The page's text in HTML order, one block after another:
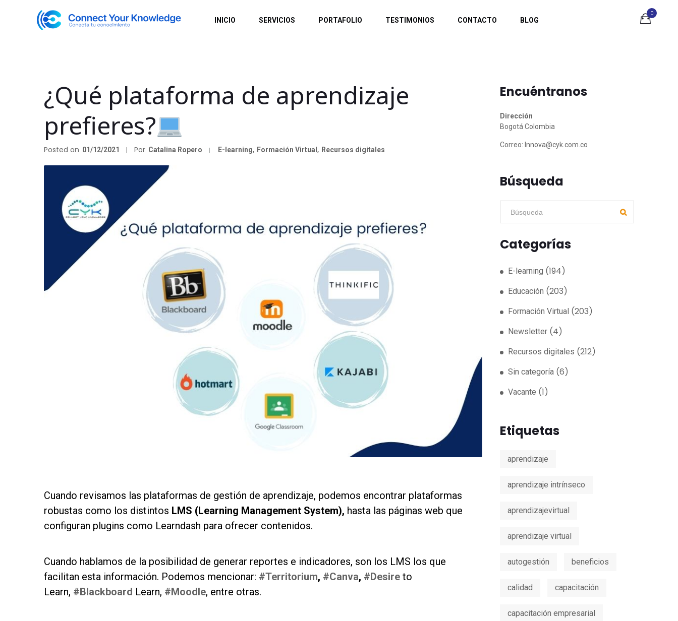
0
INICIO SERVICIOS PORTAFOLIO TESTIMONIOS CONTACTO BLOG
¿Qué plataforma de aprendizaje
prefieres?
Posted on 01/12/2021 Por Catalina Ropero E-learning, Formación Virtual , Recursos digitales
Cuando revisamos las plataformas de gestión de aprendizaje, podemos encontrar plataformas
robustas como los distintos LMS (Learning Management System), hasta las páginas web que
configuran plugins como Learndash para ofrecer contenidos.
Cuando hablamos de la posibilidad de generar reportes e indicadores, son los LMS los que
facilitan esta información. Podemos mencionar: #Territorium, #Canva, #Desire to
Learn, #Blackboard Learn, #Moodle, entre otras.
Encuéntranos
Dirección
Bogotá Colombia
Correo: Innova@cyk.com.co
Búsqueda
Categorías
E-learning (194)
Educación (203)
Formación Virtual (203)
Newsletter(4)
Recursos digitales (212)
Sin categoría(6)
Vacante (1)
Etiquetas
aprendizaje
aprendizaje intrínseco
aprendizajevirtual
aprendizaje virtual
autogestión beneficios
calidad capacitación
capacitación empresarial